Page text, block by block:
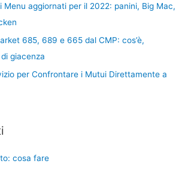
Menu aggiornati per il 2022: panini, Big Mac,
685, 689 e 665 dal CMP: cos’è,
giacenza
per Confrontare i Mutui Direttamente a
cosa fare